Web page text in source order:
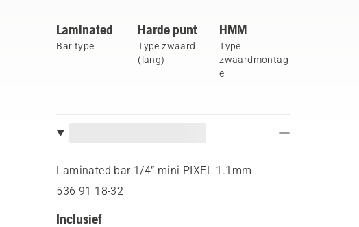
Laminated
Bar type
Harde punt
Type zwaard
(lang)
HMM
Type
zwaardmontag
e
Laminated bar 1/4” mini PIXEL 1.1mm -
536 91 18‑32
Inclusief